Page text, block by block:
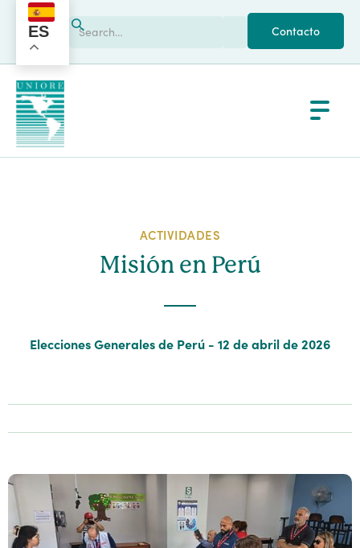
ES Contacto
ACTIVIDADES
Misión en Perú
Elecciones Generales de Perú - 12 de abril de 2026